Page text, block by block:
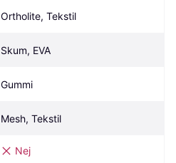
Ortholite, Tekstil
Skum, EVA
Gummi
Mesh, Tekstil
Nej